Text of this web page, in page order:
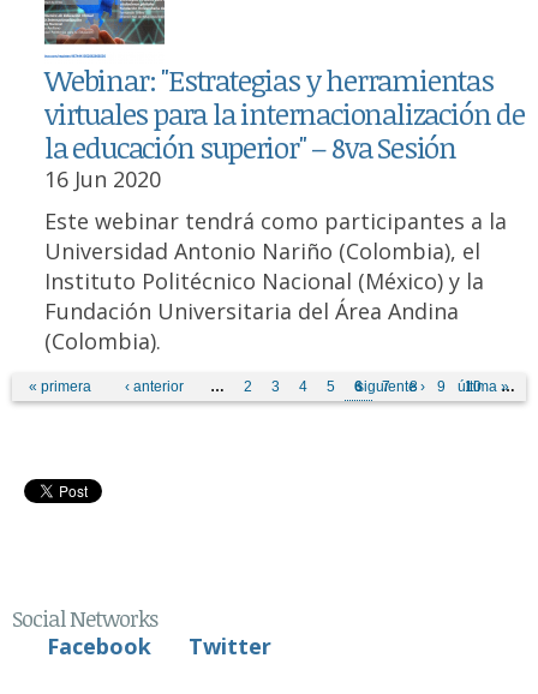
Webinar: "Estrategias y herramientas
virtuales para la internacionalización de
la educación superior" – 8va Sesión
16 Jun 2020
Este webinar tendrá como participantes a la
Universidad Antonio Nariño (Colombia), el
Instituto Politécnico Nacional (México) y la
Fundación Universitaria del Área Andina
(Colombia).
Pages
« primera ‹ anterior … 2 3 4 5 6 7 8 9 10 …
siguiente › última »
Social Networks
Facebook
Twitter